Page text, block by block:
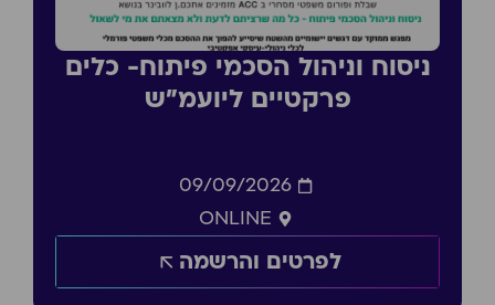
ניסוח וניהול הסכמי פיתוח- כלים
פרקטיים ליועמ״ש
09/09/2026
ONLINE
לפרטים והרשמה